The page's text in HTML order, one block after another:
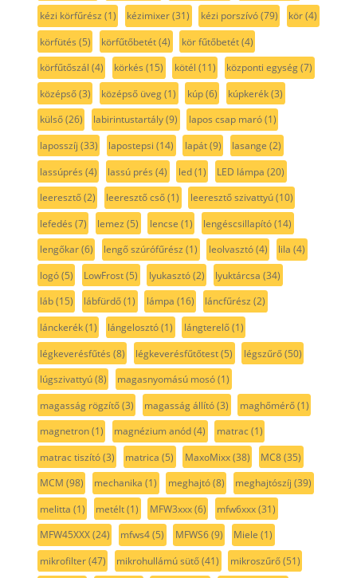
kézi körfűrész (1) kézimixer(31) kézi porszívó(79) kör(4)
körfütés (5) körfűtőbetét(4) kör fűtőbetét(4)
körfűtőszál (4) körkés (15) kötél (11) központi egység(7)
középső(3) középső üveg(1) kúp(6) kúpkerék(3)
külső(26) labirintustartály(9) lapos csap maró(1)
laposszíj (33) lapostepsi (14) lapát(9) lasange (2)
lassúprés (4) lassú prés (4) led(1) LED lámpa (20)
leeresztő(2) leeresztő cső(1) leeresztő szivattyú(10)
lefedés (7) lemez (5) lencse (1) lengéscsillapító(14)
lengőkar(6) lengő szúrófűrész (1) leolvasztó(4) lila (4)
logó(5) LowFrost(5) lyukasztó(2) lyuktárcsa (34)
láb(15) lábfürdő(1) lámpa (16) láncfűrész (2)
lánckerék(1) lángelosztó(1) lángterelő(1)
légkeverésfűtés (8) légkeverésfűtőtest(5) légszűrő(50)
lúgszivattyú(8) magasnyomású mosó(1)
magasság rögzítő(3) magasság állító(3) maghőmérő(1)
magnetron(1) magnézium anód(4) matrac(1)
matrac tiszító(3) matrica (5) MaxoMixx(38) MC8(35)
MCM (98) mechanika (1) meghajtó(8) meghajtószíj (39)
melitta (1) metélt(1) MFW3xxx(6) mfw6xxx(31)
MFW45XXX(24) mfws4(5) MFWS6(9) Miele (1)
mikrofilter(47) mikrohullámú sütő(41) mikroszűrő(51)